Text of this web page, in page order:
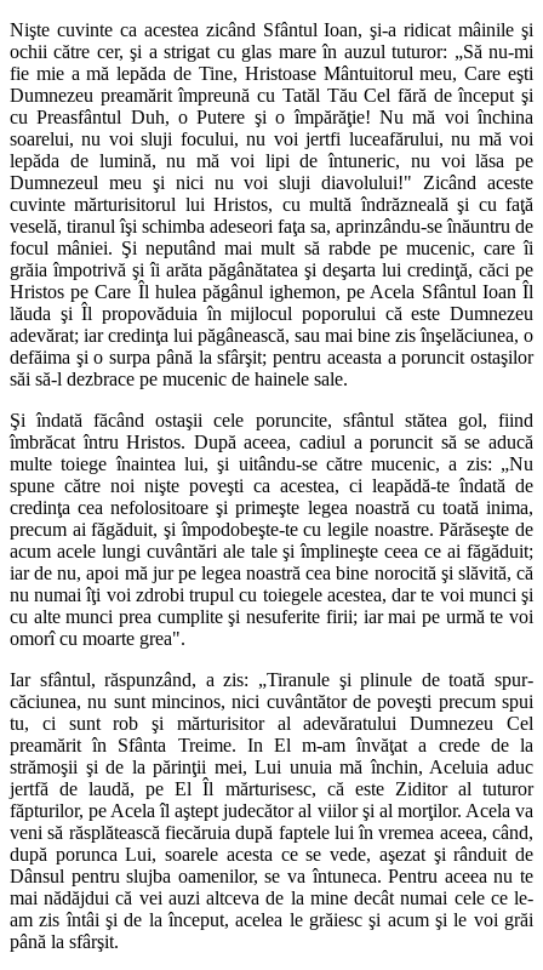
Nişte cuvinte ca acestea zicând Sfântul Ioan, şi-a ridicat mâinile şi
ochii către cer, şi a strigat cu glas mare în auzul tuturor: „Să nu-mi
fie mie a mă lepăda de Tine, Hristoase Mântuitorul meu, Care eşti
Dumnezeu preamărit împreună cu Tatăl Tău Cel fără de început şi
cu Preasfântul Duh, o Putere şi o împărăţie! Nu mă voi închina
soarelui, nu voi sluji focului, nu voi jertfi luceafărului, nu mă voi
lepăda de lumină, nu mă voi lipi de întuneric, nu voi lăsa pe
Dumnezeul meu şi nici nu voi sluji diavolului!" Zicând aceste
cuvinte mărturisitorul lui Hristos, cu multă îndrăzneală şi cu faţă
veselă, tiranul îşi schimba adeseori faţa sa, aprinzându-se înăuntru de
focul mâniei. Şi neputând mai mult să rabde pe mucenic, care îi
grăia împotrivă şi îi arăta păgânătatea şi deşarta lui credinţă, căci pe
Hristos pe Care Îl hulea păgânul ighemon, pe Acela Sfântul Ioan Îl
lăuda şi Îl propovăduia în mijlocul poporului că este Dumnezeu
adevărat; iar credinţa lui păgânească, sau mai bine zis înşelăciunea, o
defăima şi o surpa până la sfârşit; pentru aceasta a poruncit ostaşilor
săi să-l dezbrace pe mucenic de hainele sale.
Şi îndată făcând ostaşii cele poruncite, sfântul stătea gol, fiind
îmbrăcat întru Hristos. După aceea, cadiul a poruncit să se aducă
multe toiege înaintea lui, şi uitându-se către mucenic, a zis: „Nu
spune către noi nişte poveşti ca acestea, ci leapădă-te îndată de
credinţa cea nefolositoare şi primeşte legea noastră cu toată inima,
precum ai făgăduit, şi împodobeşte-te cu legile noastre. Părăseşte de
acum acele lungi cuvântări ale tale şi împlineşte ceea ce ai făgăduit;
iar de nu, apoi mă jur pe legea noastră cea bine norocită şi slăvită, că
nu numai îţi voi zdrobi trupul cu toiegele acestea, dar te voi munci şi
cu alte munci prea cumplite şi nesuferite firii; iar mai pe urmă te voi
omorî cu moarte grea".
Iar sfântul, răspunzând, a zis: „Tiranule şi plinule de toată spur­
căciunea, nu sunt mincinos, nici cuvântător de poveşti precum spui
tu, ci sunt rob şi mărturisitor al adevăratului Dumnezeu Cel
preamărit în Sfânta Treime. In El m-am învăţat a crede de la
strămoşii şi de la părinţii mei, Lui unuia mă închin, Aceluia aduc
jertfă de laudă, pe El Îl mărturisesc, că este Ziditor al tuturor
făpturilor, pe Acela îl aştept judecător al viilor şi al morţilor. Acela va
veni să răsplătească fiecăruia după faptele lui în vremea aceea, când,
după porunca Lui, soarele acesta ce se vede, aşezat şi rânduit de
Dânsul pentru slujba oamenilor, se va întuneca. Pentru aceea nu te
mai nădăjdui că vei auzi altceva de la mine decât numai cele ce le-
am zis întâi şi de la început, acelea le grăiesc şi acum şi le voi grăi
până la sfârşit.